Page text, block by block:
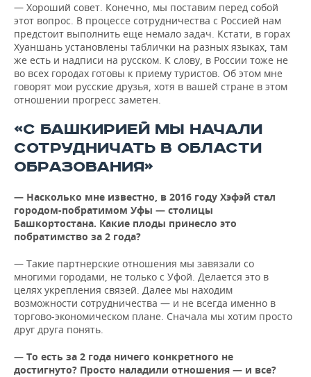
— Хороший совет. Конечно, мы поставим перед собой
этот вопрос. В процессе сотрудничества с Россией нам
предстоит выполнить еще немало задач. Кстати, в горах
Хуаншань установлены таблички на разных языках, там
же есть и надписи на русском. К слову, в России тоже не
во всех городах готовы к приему туристов. Об этом мне
говорят мои русские друзья, хотя в вашей стране в этом
отношении прогресс заметен.
«С БАШКИРИЕЙ МЫ НАЧАЛИ
СОТРУДНИЧАТЬ В ОБЛАСТИ
ОБРАЗОВАНИЯ»
— Насколько мне известно, в 2016 году Хэфэй стал
городом-побратимом Уфы — столицы
Башкортостана. Какие плоды принесло это
побратимство за 2 года?
— Такие партнерские отношения мы завязали со
многими городами, не только с Уфой. Делается это в
целях укрепления связей. Далее мы находим
возможности сотрудничества — и не всегда именно в
торгово-экономическом плане. Сначала мы хотим просто
друг друга понять.
— То есть за 2 года ничего конкретного не
достигнуто? Просто наладили отношения — и все?